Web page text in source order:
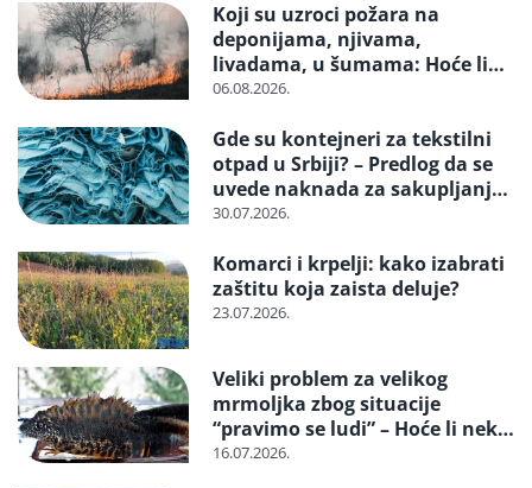
Koji su uzroci požara na
deponijama, njivama,
livadama, u šumama: Hoće li
neko konačno biti kažnjen
06.08.2026.
Gde su kontejneri za tekstilni
otpad u Srbiji? – Predlog da se
uvede naknada za sakupljanje i
reciklažu i svrstavanje u
30.07.2026.
Komarci i krpelji: kako izabrati
zaštitu koja zaista deluje?
23.07.2026.
Veliki problem za velikog
mrmoljka zbog situacije
“pravimo se ludi” – Hoće li neko
reagovati i spasiti strogo
16.07.2026.